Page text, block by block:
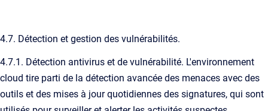
4.7. Détection et gestion des vulnérabilités.
4.7.1. Détection antivirus et de vulnérabilité. L'environnement
cloud tire parti de la détection avancée des menaces avec des
outils et des mises à jour quotidiennes des signatures, qui sont